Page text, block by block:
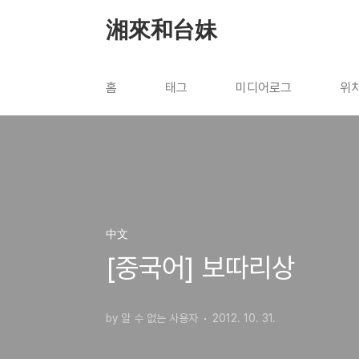
湘來和台妹
홈 태그 미디어로그 위
中文
[중국어] 보따리상
by 알 수 없는 사용자 2012. 10. 31.